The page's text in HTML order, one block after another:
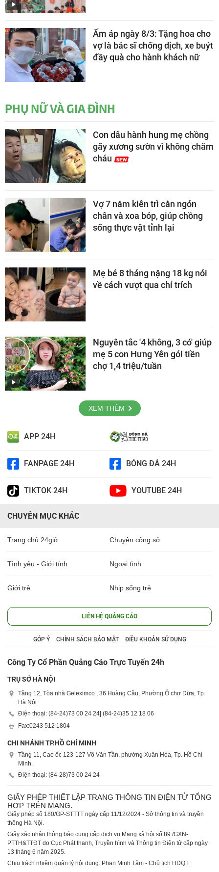
Ấm áp ngày 8/3: Tặng hoa cho
vợ là bác sĩ chống dịch, xe buýt
đầy quà cho hành khách nữ
PHỤ NỮ VÀ GIA ĐÌNH
Con dâu hành hung mẹ chồng
gãy xương sườn vì không chăm
cháu
Vợ 7 năm kiên trì cắn ngón
chân và xoa bóp, giúp chồng
sống thực vật tỉnh lại
Mẹ bé 8 tháng nặng 18 kg nói
về cách vượt qua chỉ trích
Nguyên tắc '4 không, 3 có' giúp
mẹ 5 con Hưng Yên gói tiền
chợ 1,4 triệu/tuần
XEM THÊM
APP 24H
FANPAGE 24H BÓNG ĐÁ 24H
TIKTOK 24H YOUTUBE 24H
CHUYÊN MỤC KHÁC
Trang chủ 24giờ Chuyện công sở
Tình yêu - Giới tính Ngoại tình
Giới trẻ Nhịp sống trẻ
LIÊN HỆ QUẢNG CÁO
GÓP Ý CHÍNH SÁCH BẢO MẬT ĐIỀU KHOẢN SỬ DỤNG
Công Ty Cổ Phần Quảng Cáo Trực Tuyến 24h
TRỤ SỞ HÀ NỘI
Tầng 12, Tòa nhà Geleximco , 36 Hoàng Cầu, Phường Ô chợ Dừa, Tp.
Hà Nội
Điện thoại: (84-24)73 00 24 24| (84-24)35 12 18 06
Fax:0243 512 1804
CHI NHÁNH TP.HỒ CHÍ MINH
Tầng 11, Cao ốc 123-127 Võ Văn Tần, phường Xuân Hòa, Tp. Hồ Chí
Minh.
Điện thoại: (84-28)73 00 24 24
GIẤY PHÉP THIẾT LẬP TRANG THÔNG TIN ĐIỆN TỬ TỔNG
HỢP TRÊN MẠNG.
Giấy phép số 180/GP-STTTT ngày cấp 11/12/2024 - Sở thông tin và truyền
thông Hà Nội.
Giấy xác nhận thông báo cung cấp dịch vụ Mạng xã hội số 89 /GXN-
PTTH&TTĐT do Cục Phát thanh, Truyền hình và Thông tin Điện tử cấp ngày
13 tháng 6 năm 2025.
Chịu trách nhiệm quản lý nội dung: Phan Minh Tâm - Chủ tịch HĐQT.